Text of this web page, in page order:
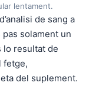
lentament.
de sang a
solament un
lo resultat de
fetge,
del suplement.